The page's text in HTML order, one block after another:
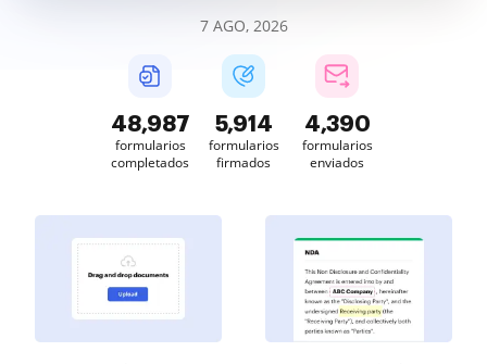
7 AGO, 2026
48,988
formularios
completados
5,914
formularios
firmados
4,390
formularios
enviados